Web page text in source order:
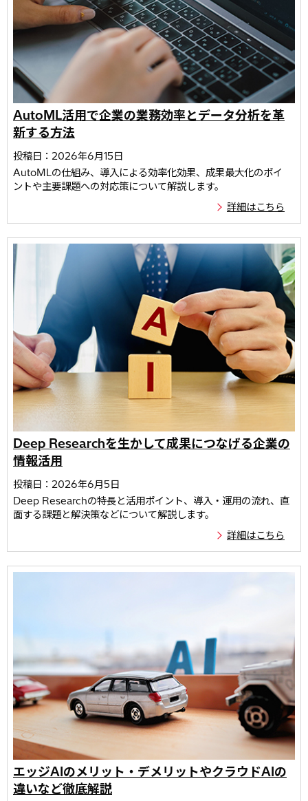
AutoML活用で企業の業務効率とデータ分析を革
新する方法
投稿日：2026年6月15日
AutoMLの仕組み、導入による効率化効果、成果最大化のポイ
ントや主要課題への対応策について解説します。
詳細はこちら
Deep Researchを生かして成果につなげる企業の
情報活用
投稿日：2026年6月5日
Deep Researchの特長と活用ポイント、導入・運用の流れ、直
面する課題と解決策などについて解説します。
詳細はこちら
エッジAIのメリット・デメリットやクラウドAIの
違いなど徹底解説